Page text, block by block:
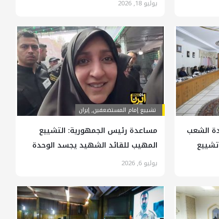
يوليو 18, 2026
الشعب
تشييع إمام المستضعفين,إيران
مساعدة رئيس الجمهورية: التشييع
المهيب للقائد الشهيد يجسد الوحدة
المقدسة للشعب الإيراني
يوليو 6, 2026